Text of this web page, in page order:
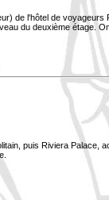
de l'hôtel de voyageurs
du deuxième étage.
puis Riviera Palace,